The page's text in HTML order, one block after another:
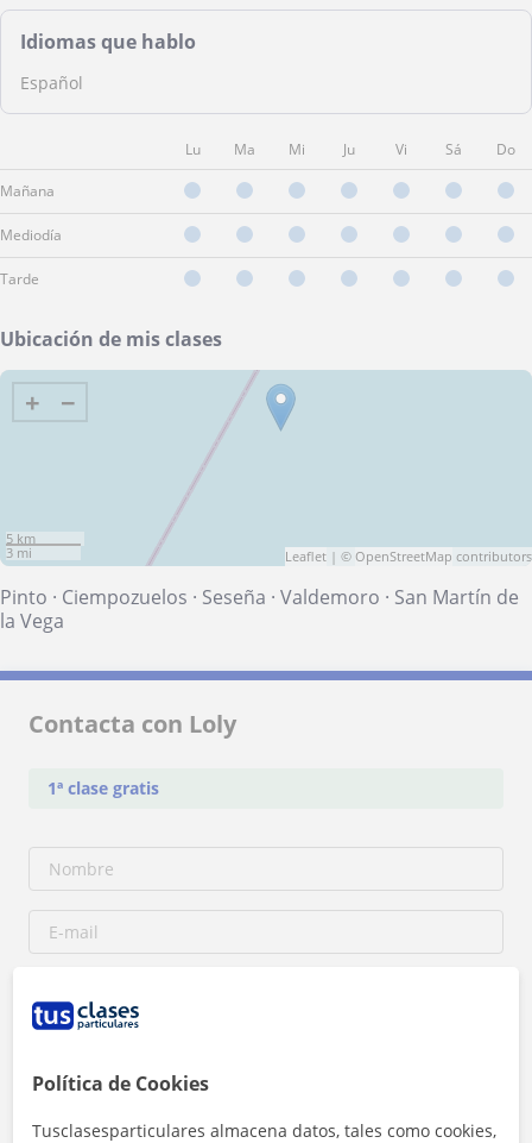
Idiomas que hablo
Español
Lu Ma Mi Ju Vi Sá Do
Mañana
Mediodía
Tarde
Ubicación de mis clases
+ −
5 km
3 mi
Leaflet | © OpenStreetMap contributors
Pinto · Ciempozuelos · Seseña · Valdemoro · San Martín de
la Vega
Contacta con Loly
1ª clase gratis
Política de Cookies
Tusclasesparticulares almacena datos, tales como cookies,